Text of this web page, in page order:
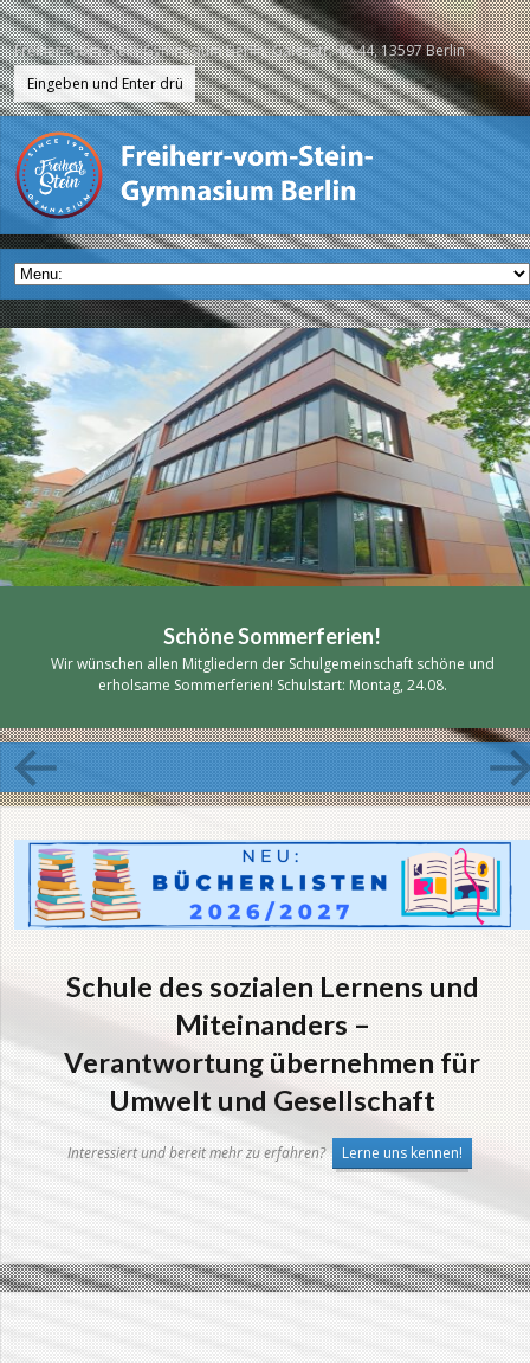
Freiherr-vom-Stein-Gymnasium Berlin, Galenstr. 40-44, 13597 Berlin
Schöne Sommerferien!
Wir wünschen allen Mitgliedern der Schulgemeinschaft schöne und
erholsame Sommerferien! Schulstart: Montag, 24.08.
Schule des sozialen Lernens und
Miteinanders –
Verantwortung übernehmen für
Umwelt und Gesellschaft
Interessiert und bereit mehr zu erfahren? Lerne uns kennen!